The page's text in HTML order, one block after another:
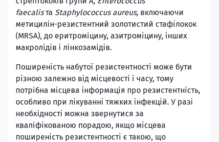
faecalisта Staphylococcus aureus, включаючи
метицилін-резистентний золотистий стафілокок
(MRSA), до еритроміцину, азитроміцину, інших
макролідів і лінкозамідів.
Поширеність набутої резистентності може бути
різною залежно від місцевості і часу, тому
потрібна місцева інформація про резистентність,
особливо при лікуванні тяжких інфекцій. У разі
необхідності можна звернутися за
кваліфікованою порадою, якщо місцева
поширеність резистентності є такою, що